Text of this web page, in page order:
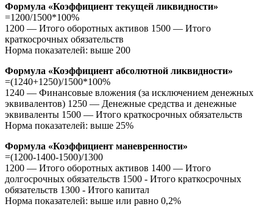
Формула «Коэффициент текущей ликвидности»
=1200/1500*100%
1200 — Итого оборотных активов 1500 — Итого
краткосрочных обязательств
Норма показателей: выше 200
Формула «Коэффициент абсолютной ликвидности»
=(1240+1250)/1500*100%
1240 — Финансовые вложения (за исключением денежных
эквивалентов) 1250 — Денежные средства и денежные
эквиваленты 1500 — Итого краткосрочных обязательств
Норма показателей: выше 25%
Формула «Коэффициент маневренности»
=(1200-1400-1500)/1300
1200 — Итого оборотных активов 1400 — Итого
долгосрочных обязательств 1500 - Итого краткосрочных
обязательств 1300 - Итого капитал
Норма показателей: выше или равно 0,2%